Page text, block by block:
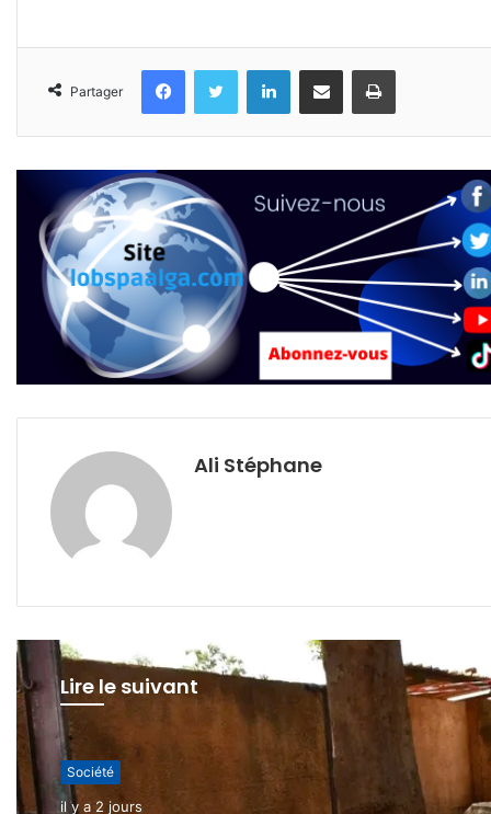
Partager
FacebookTwitter LinkedinPartager par email Imprimer
Ali Stéphane
Lire le suivant
Société
Société